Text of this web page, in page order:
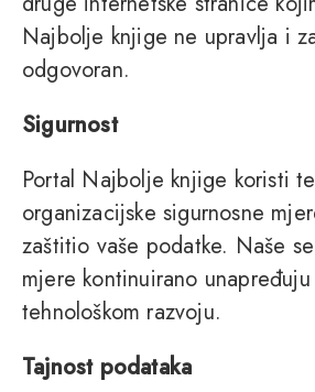
Najbolje knjige ne upravlja i
odgovoran.
Sigurnost
Portal Najbolje knjige koristi
organizacijske sigurnosne
zaštitio vaše podatke. Naše
mjere kontinuirano
tehnološkom razvoju.
Tajnost podataka